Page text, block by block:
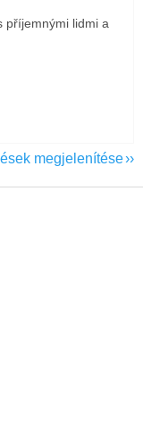
příjemnými lidmi a
csillag.
megjelenítése